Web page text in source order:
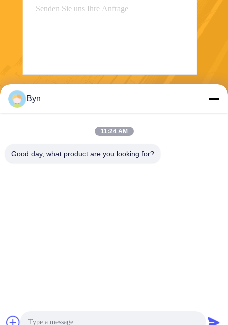
Byn
11:24 AM
Good day, what product are you looking for?